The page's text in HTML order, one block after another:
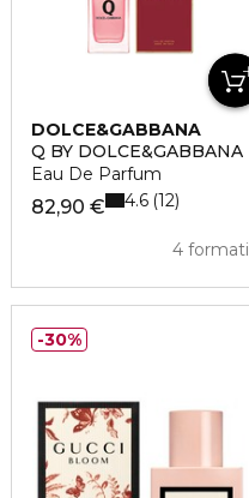
DOLCE&GABBANA
Q BY DOLCE&GABBANA
Eau De Parfum
82,90 €
4 formati
4.6 12
30%